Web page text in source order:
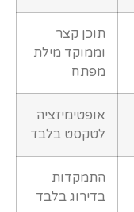
תוכן קצר
וממוקד מילת
מפתח
אופטימיזציה
לטקסט בלבד
התמקדות
בדירוג בלבד